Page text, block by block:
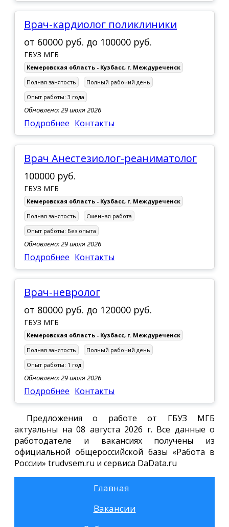
Врач-кардиолог поликлиники
от 60000 руб. до 100000 руб.
ГБУЗ МГБ
Кемеровская область - Кузбасс, г. Междуреченск
Полная занятость
Полный рабочий день
Опыт работы: 3 года
Обновлено: 29 июля 2026
Подробнее Контакты
Врач Анестезиолог-реаниматолог
100000 руб.
ГБУЗ МГБ
Кемеровская область - Кузбасс, г. Междуреченск
Полная занятость
Сменная работа
Опыт работы: Без опыта
Обновлено: 29 июля 2026
Подробнее Контакты
Врач-невролог
от 80000 руб. до 120000 руб.
ГБУЗ МГБ
Кемеровская область - Кузбасс, г. Междуреченск
Полная занятость
Полный рабочий день
Опыт работы: 1 год
Обновлено: 29 июля 2026
Подробнее Контакты
Предложения о работе от ГБУЗ МГБ
актуальны на 08 августа 2026 г. Все данные о
работодателе и вакансиях получены из
официальной общероссийской базы «Работа в
России» trudvsem.ru и сервиса DaData.ru
Главная
Вакансии